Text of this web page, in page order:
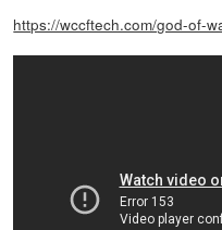
https://wccftech.com/god-of-